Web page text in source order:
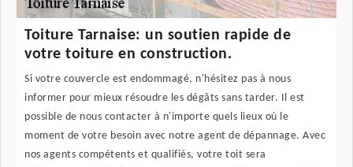
Toiture Tarnaise: un soutien rapide de
votre toiture en construction.
Si votre couvercle est endommagé, n'hésitez pas à nous
informer pour mieux résoudre les dégâts sans tarder. Il est
possible de nous contacter à n'importe quels lieux où le
moment de votre besoin avec notre agent de dépannage. Avec
nos agents compétents et qualifiés, votre toit sera